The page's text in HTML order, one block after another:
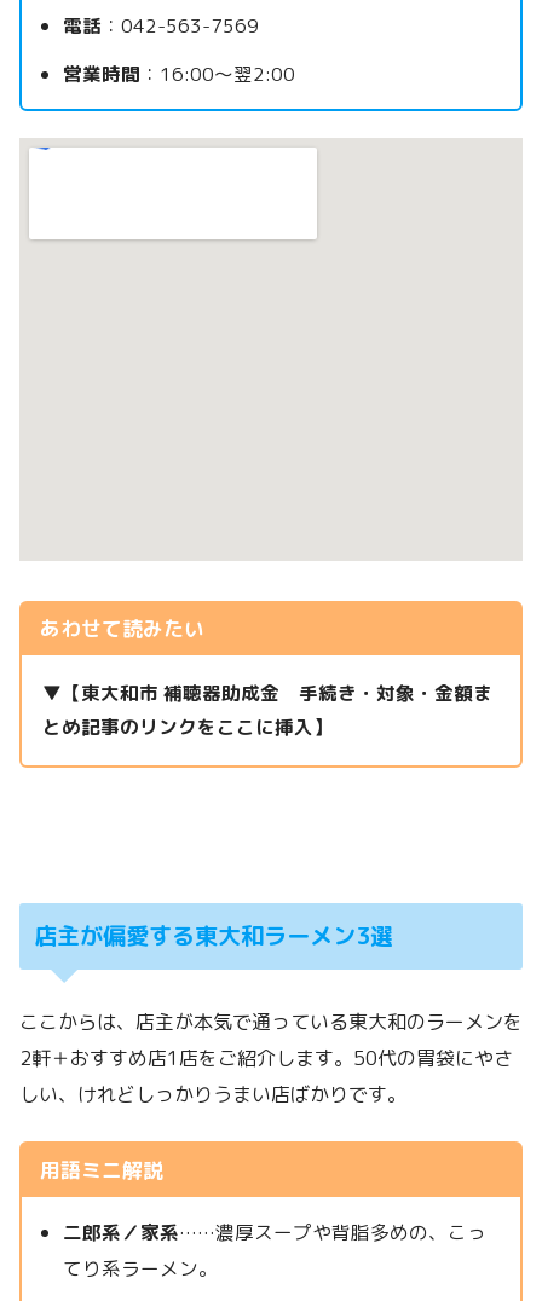
電話 ：042-563-7569
営業時間 ：16:00〜翌2:00
あわせて読みたい
▼ 【東大和市 補聴器助成金 手続き・対象・金額ま
とめ記事のリンクをここに挿入】
店主が偏愛する東大和ラーメン3選
ここからは、店主が本気で通っている東大和のラーメンを
2軒＋おすすめ店1店をご紹介します。50代の胃袋にやさ
しい、けれどしっかりうまい店ばかりです。
用語ミニ解説
二郎系／家系……濃厚スープや背脂多めの、こっ
てり系ラーメン。